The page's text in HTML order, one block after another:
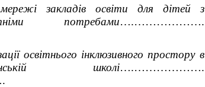
закладів освіти для дітей з
потребами….……………….
освітнього інклюзивного простору в
школі….……………….